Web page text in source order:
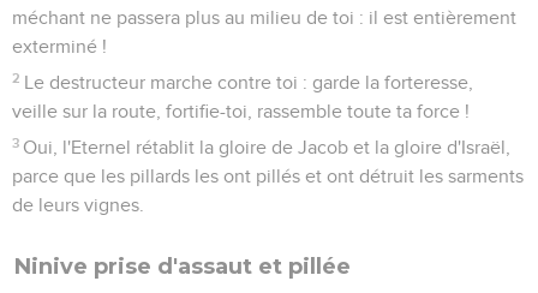
méchant ne passera plus au milieu de toi : il est entièrement
exterminé !
2 Le destructeur marche contre toi : garde la forteresse,
veille sur la route, fortifie-toi, rassemble toute ta force !
3 Oui, l'Eternel rétablit la gloire de Jacob et la gloire d'Israël,
parce que les pillards les ont pillés et ont détruit les sarments
de leurs vignes.
Ninive prise d'assaut et pillée